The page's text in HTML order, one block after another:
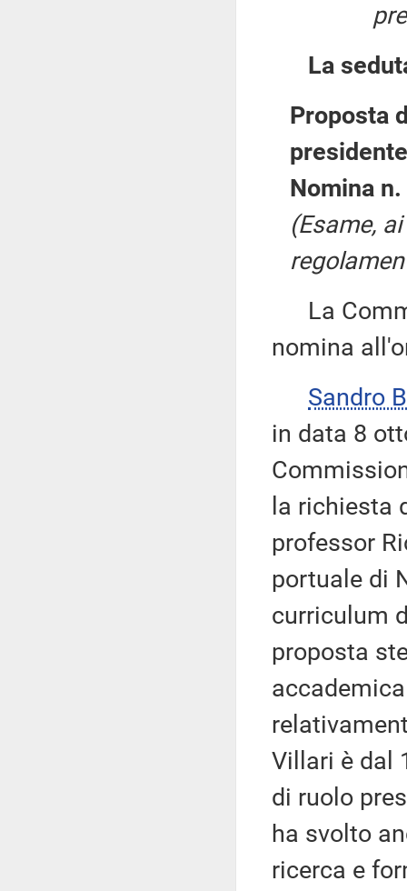
La
Proposta
Nomina
(Esame,
La
nomina
Sandro
in data 8
la richiesta
professor
portuale di
curriculum
proposta
Villari è dal
di ruolo
ha svolto
ricerca e